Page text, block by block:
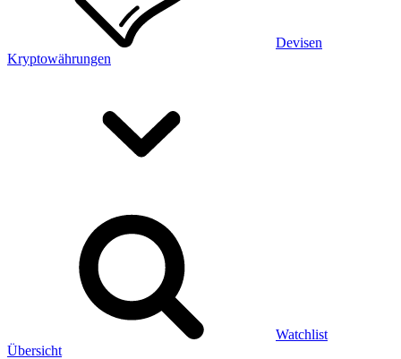
Devisen
Kryptowährungen
Watchlist
Übersicht